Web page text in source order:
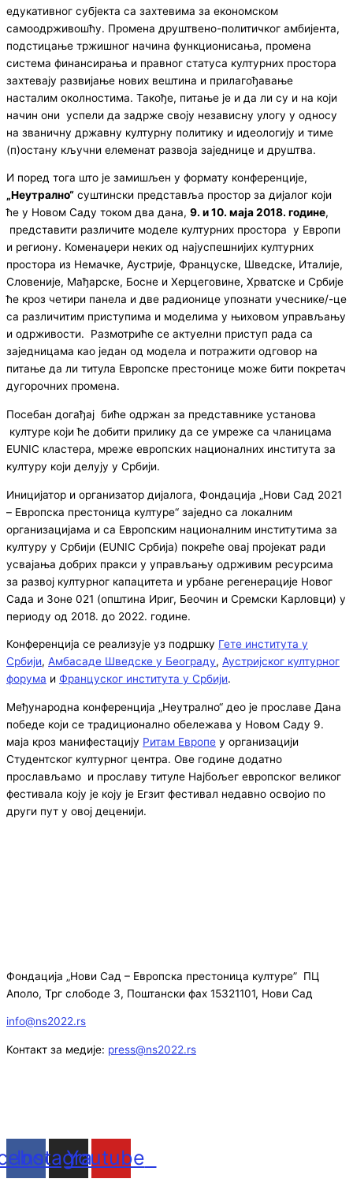
едукативног субјекта са захтевима за економском
самоодрживошћу. Промена друштвено-политичког амбијента,
подстицање тржишног начина функционисања, промена
система финансирања и правног статуса културних простора
захтевају развијање нових вештина и прилагођавање
насталим околностима. Такође, питање је и да ли су и на који
начин они успели да задрже своју независну улогу у односу
на званичну државну културну политику и идеологију и тиме
(п)остану кључни елеменат развоја заједнице и друштва.
И поред тога што је замишљен у формату конференције,
„Неутрално“ суштински представља простор за дијалог који
ће у Новом Саду током два дана, 9. и 10. маја 2018. године,
представити различите моделе културних простора у Европи
и региону. Коменаџери неких од најуспешнијих културних
простора из Немачке, Аустрије, Француске, Шведске, Италије,
Словеније, Мађарске, Босне и Херцеговине, Хрватске и Србије
ће кроз четири панела и две радионице упознати учеснике/-це
са различитим приступима и моделима у њиховом управљању
и одрживости. Размотриће се актуелни приступ рада са
заједницама као један од модела и потражити одговор на
питање да ли титула Европске престонице може бити покретач
дугорочних промена.
Посебан догађај биће одржан за представнике установа
културе који ће добити прилику да се умреже са чланицама
EUNIC кластера, мреже европских националних института за
културу који делују у Србији.
Иницијатор и организатор дијалога, Фондација „Нови Сад 2021
– Европска престоница културе“ заједно са локалним
организацијама и са Европским националним институтима за
културу у Србији (EUNIC Србија) покреће овај пројекат ради
усвајања добрих пракси у управљању одрживим ресурсима
за развој културног капацитета и урбане регенерације Новог
Сада и Зоне 021 (општина Ириг, Беочин и Сремски Карловци) у
периоду од 2018. до 2022. године.
Конференција се реализује уз подршку Гете института у
Србији, Амбасаде Шведске у Београду, Аустријског културног
форума и Француског института у Србији.
Међународна конференција „Неутрално“ део је прославе Дана
победе који се традиционално обележава у Новом Саду 9.
маја кроз манифестацију Ритам Европе у организацији
Студентског културног центра. Ове године додатно
прослављамо и прославу титуле Најбољег европског великог
фестивала коју је коју је Егзит фестивал недавно освојио по
други пут у овој деценији.
Фондација „Нови Сад – Европска престоница културе” ПЦ
Аполо, Трг слободе 3, Поштански фах 15321101, Нови Сад
info@ns2022.rs
Контакт за медије: press@ns2022.rs
Instagram
Youtube